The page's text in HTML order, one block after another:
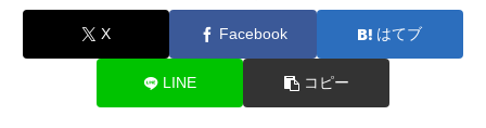
X Facebook はてブ
LINE コピー